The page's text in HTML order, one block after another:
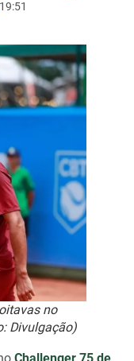
19:51
no
Divulgação)